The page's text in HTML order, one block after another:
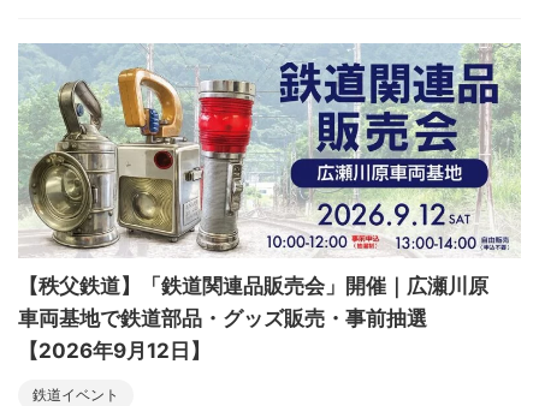
【秩父鉄道】「鉄道関連品販売会」開催｜広瀬川原
車両基地で鉄道部品・グッズ販売・事前抽選
【2026年9月12日】
鉄道イベント